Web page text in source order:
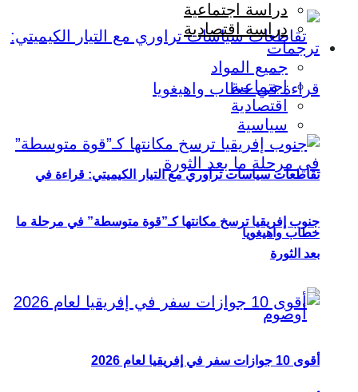
تقاطعات سياسات تراوري مع التيار الكيميتي: قراءة في
خطاب واهيغويا
دراسة اجتماعية
دراسة اقتصادية
ترجمات
جميع المواد
اجتماعية
اقتصادية
سياسية
جنوب إفريقيا ترسخ مكانتها كـ”قوة متوسطة” في مرحلة ما
بعد الثورة
أقوى 10 جوازات سفر في إفريقيا لعام 2026